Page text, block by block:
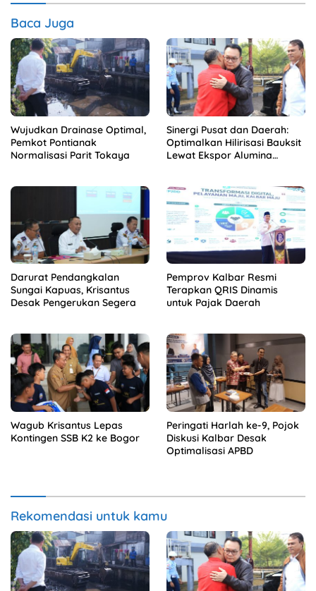
Baca Juga
Wujudkan Drainase Optimal,
Pemkot Pontianak
Normalisasi Parit Tokaya
Sinergi Pusat dan Daerah:
Optimalkan Hilirisasi Bauksit
Lewat Ekspor Alumina
Darurat Pendangkalan
Sungai Kapuas, Krisantus
Desak Pengerukan Segera
Pemprov Kalbar Resmi
Terapkan QRIS Dinamis
untuk Pajak Daerah
Wagub Krisantus Lepas
Kontingen SSB K2 ke Bogor
Peringati Harlah ke-9, Pojok
Diskusi Kalbar Desak
Optimalisasi APBD
Rekomendasi untuk kamu